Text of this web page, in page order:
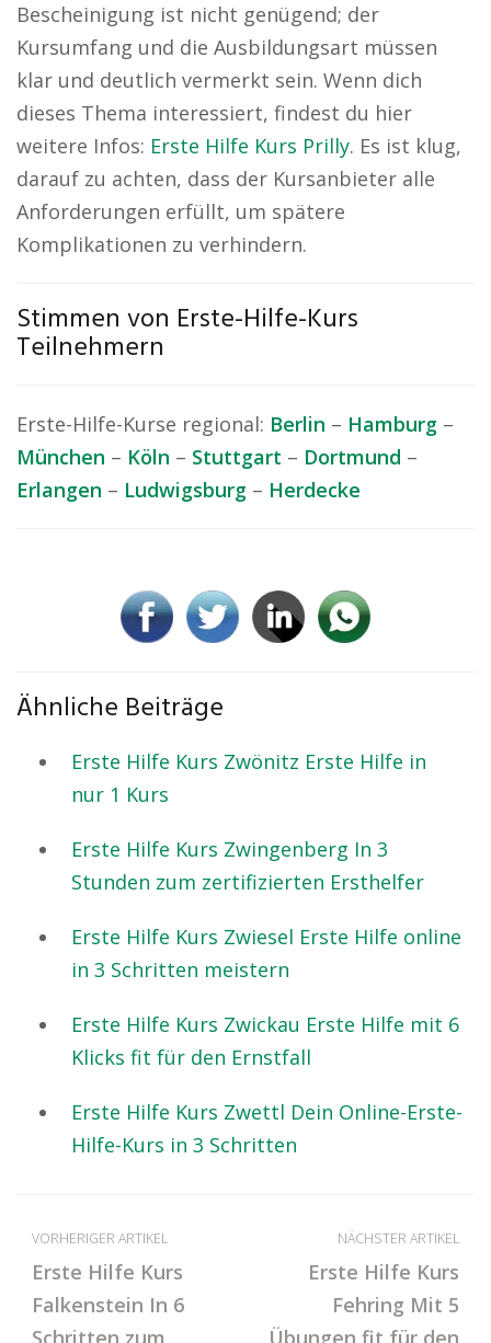
Bescheinigung ist nicht genügend; der
Kursumfang und die Ausbildungsart müssen
klar und deutlich vermerkt sein. Wenn dich
dieses Thema interessiert, findest du hier
weitere Infos: Erste Hilfe Kurs Prilly. Es ist klug,
darauf zu achten, dass der Kursanbieter alle
Anforderungen erfüllt, um spätere
Komplikationen zu verhindern.
Stimmen von Erste-Hilfe-Kurs
Teilnehmern
Erste-Hilfe-Kurse regional: Berlin – Hamburg –
München – Köln – Stuttgart – Dortmund –
Erlangen – Ludwigsburg – Herdecke
Ähnliche Beiträge
Erste Hilfe Kurs Zwönitz Erste Hilfe in
nur 1 Kurs
Erste Hilfe Kurs Zwingenberg In 3
Stunden zum zertifizierten Ersthelfer
Erste Hilfe Kurs Zwiesel Erste Hilfe online
in 3 Schritten meistern
Erste Hilfe Kurs Zwickau Erste Hilfe mit 6
Klicks fit für den Ernstfall
Erste Hilfe Kurs Zwettl Dein Online-Erste-
Hilfe-Kurs in 3 Schritten
VORHERIGER ARTIKEL
Erste Hilfe Kurs
Falkenstein In 6
Schritten zum
NÄCHSTER ARTIKEL
Erste Hilfe Kurs
Fehring Mit 5
Übungen fit für den